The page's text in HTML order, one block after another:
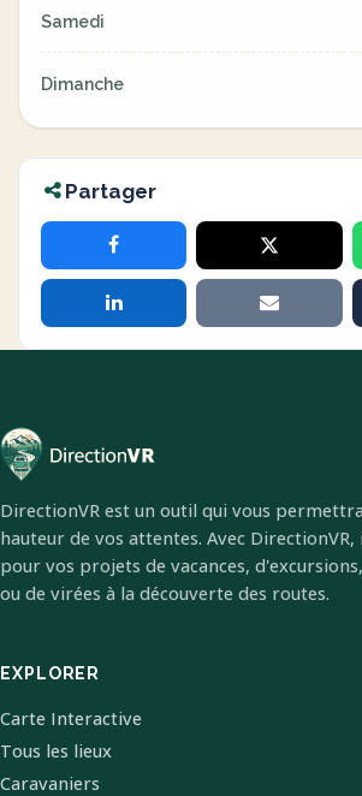
Samedi
Dimanche
Partager
DirectionVR est un outil qui vous
hauteur de vos attentes. Avec
pour vos projets de vacances,
ou de virées à la découverte des routes.
EXPLORER
Carte Interactive
Tous les lieux
Caravaniers